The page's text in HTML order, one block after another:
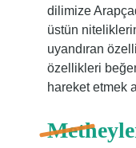
dilimize
üstün
uyandıran
özellikleri
hareket etmek